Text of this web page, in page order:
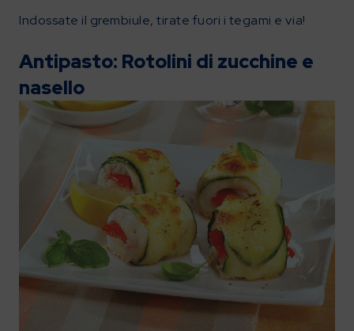
Indossate il grembiule, tirate fuori i tegami e via!
Antipasto: Rotolini di zucchine e
nasello